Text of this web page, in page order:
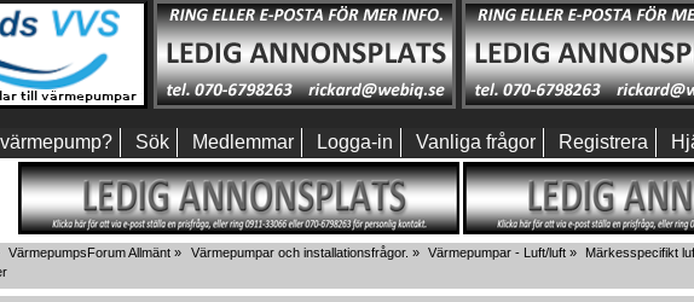
Sök Medlemmar Logga-in Vanliga frågor Registrera
VärmepumpsForum Allmänt » Värmepumpar och installationsfrågor. » Värmepumpar - Luft/luft» Märkesspecifikt